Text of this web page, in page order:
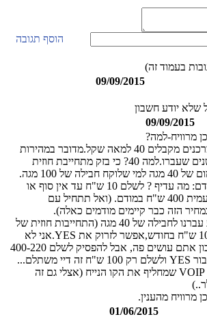
הוסף תגובה
בעמוד זה)
09/09/2015
שלא יודע חשבון
09/09/2015
מרוויח-למה?
דבר ראשון : צרכנים מקבלים 40 למאה שקל.מדובר במהירות
טובה ביחס לשנים שעברו.למה 40? כי בזק מתחייבת חוזית
של 100 מגה.
שנית לגבי המודם: מה עדיף ? לשלם 10 ש"ח עד אין סוף או
להשקיע חד פעמית 400 ש"ח במודם. (ואל תתחיל עם
הזה כבר קיימים מודמים כאלה).
שלישית: ברגע עברנו לחבילה של 40 מגה (התחייבות חוזית של
בזק) בעלות 100 ש"ח בחודש,אפשר לזרוק את YES.אני לא
יודע איזה חשבון אתם עושים פה, אבל להפסיק לשלם 400-220
ש"ח בחודש עבור YES ולשלם רק 100 ש"ח זה דיי משתלם...
שלא לדבר על VOIP שמחליף את הקו הנייח (אצלי גם זה
מרוויח מהענין.
01/06/2015